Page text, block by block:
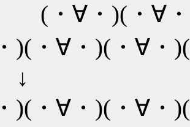
・)(・∀・)(
)(・∀・)(・∀・
)(・∀・)(・∀・